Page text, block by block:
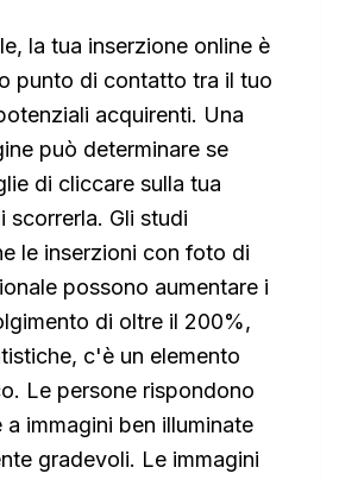
la tua inserzione online è
punto di contatto tra il tuo
acquirenti. Una
può determinare se
di cliccare sulla tua
scorrerla. Gli studi
le inserzioni con foto di
possono aumentare i
di oltre il 200%,
c'è un elemento
Le persone rispondono
a immagini ben illuminate
gradevoli. Le immagini